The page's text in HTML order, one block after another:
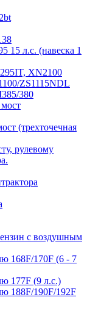
15 л.с. (навеска 1
XN2100
ZS1115NDL
380
(трехточечная
рулевому
с воздушным
168F/170F (6 - 7
177F (9 л.с.)
188F/190F/192F